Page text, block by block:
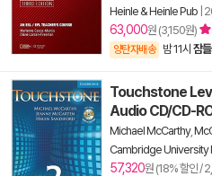
Heinle & Heinle Pub
63,000원 (3,150원)
양탄자배송 밤 11시 잠
Touchstone
Audio CD/CD-
Michael McCarthy,
Cambridge University
57,320원 (18% 할인 /